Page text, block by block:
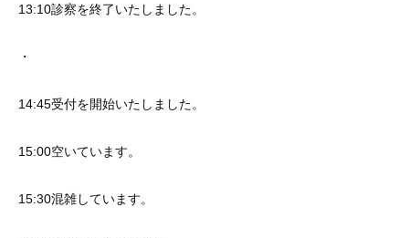
13:10診察を終了いたしました。
・
14:45受付を開始いたしました。
15:00空いています。
15:30混雑しています。